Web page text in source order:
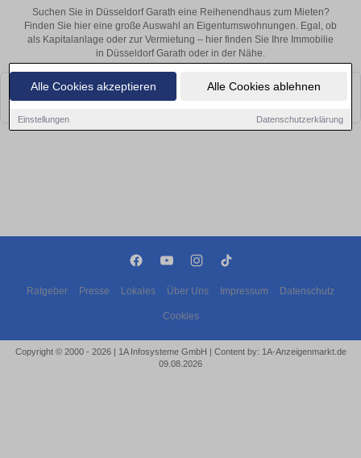
Alle Cookies akzeptieren Alle Cookies ablehnen
Einstellungen Datenschutzerklärung
Suchen Sie in Düsseldorf Garath eine Reihenendhaus zum Mieten?
Finden Sie hier eine große Auswahl an Eigentumswohnungen. Egal, ob
als Kapitalanlage oder zur Vermietung – hier finden Sie Ihre Immobilie
in Düsseldorf Garath oder in der Nähe.
Leider konnten wir derzeit keine passenden Objekte finden. Schauen Sie
bald wieder vorbei!
Ratgeber Presse Lokales Über Uns Impressum Datenschutz
Cookies
Copyright © 2000 - 2026 | 1A Infosysteme GmbH | Content by: 1A-Anzeigenmarkt.de
09.08.2026